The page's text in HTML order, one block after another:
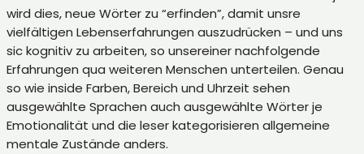
wird dies, neue Wörter zu “erfinden”, damit unsre
vielfältigen Lebenserfahrungen auszudrücken – und uns
sic kognitiv zu arbeiten, so unsereiner nachfolgende
Erfahrungen qua weiteren Menschen unterteilen. Genau
so wie inside Farben, Bereich und Uhrzeit sehen
ausgewählte Sprachen auch ausgewählte Wörter je
Emotionalität und die leser kategorisieren allgemeine
mentale Zustände anders.